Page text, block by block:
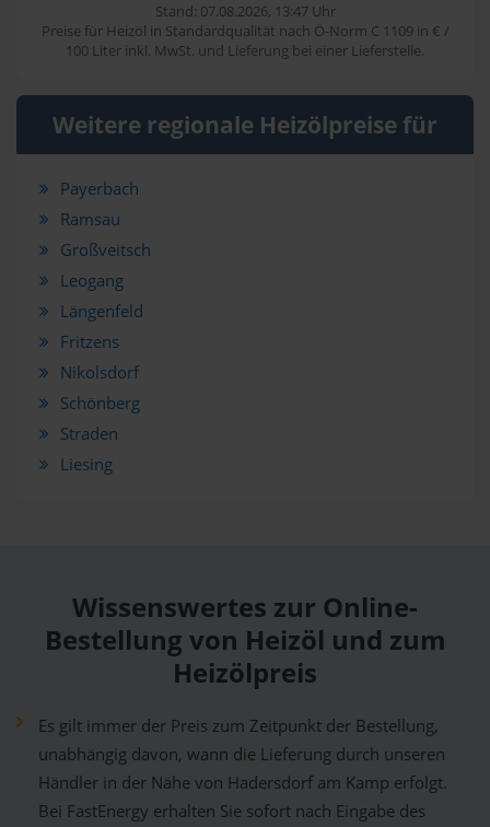
Stand: 07.08.2026, 13:47 Uhr
Preise für Heizöl in Standardqualität nach Ö-Norm C 1109 in € /
100 Liter inkl. MwSt. und Lieferung bei einer Lieferstelle.
Weitere regionale Heizölpreise für
Payerbach
Ramsau
Großveitsch
Leogang
Längenfeld
Fritzens
Nikolsdorf
Schönberg
Straden
Liesing
Wissenswertes zur Online-
Bestellung von Heizöl und zum
Heizölpreis
Es gilt immer der Preis zum Zeitpunkt der Bestellung,
unabhängig davon, wann die Lieferung durch unseren
Händler in der Nähe von Hadersdorf am Kamp erfolgt.
Bei FastEnergy erhalten Sie sofort nach Eingabe des